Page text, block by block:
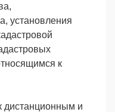
установления
к
дистанционным и